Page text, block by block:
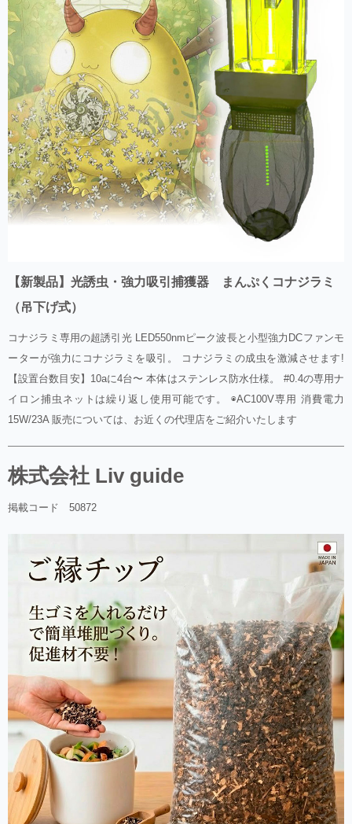
【新製品】光誘虫・強力吸引捕獲器 まんぷくコナジラミ
（吊下げ式）
コナジラミ専用の超誘引光 LED550nmピーク波長と小型強力DCファンモ
ーターが強力にコナジラミを吸引。 コナジラミの成虫を激減させます!
【設置台数目安】10aに4台〜 本体はステンレス防水仕様。 #0.4の専用ナ
イロン捕虫ネットは繰り返し使用可能です。 ◉AC100V専用 消費電力
15W/23A 販売については、お近くの代理店をご紹介いたします
株式会社 Liv guide
掲載コード 50872